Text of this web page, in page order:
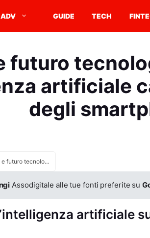
ADV GUIDE TECH
futuro
artificiale
degli
iPhone e futuro tecnologico 2035 come l’intelligenza artificiale cambierà il mondo degli smartphone
Assodigitale alle tue fonti preferite su
artificiale